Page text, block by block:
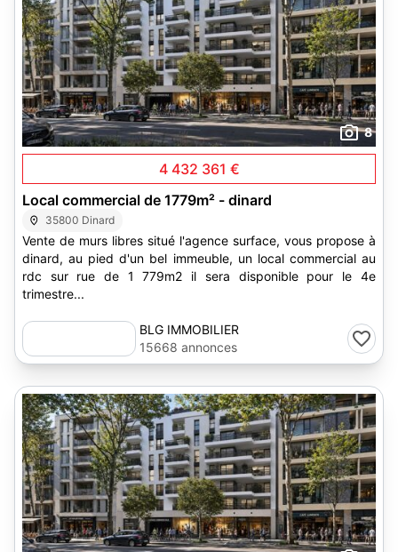
8
4 432 361 €
Local commercial de 1779m² - dinard
35800 Dinard
Vente de murs libres situé l'agence surface, vous propose à
dinard, au pied d'un bel immeuble, un local commercial au
rdc sur rue de 1 779m2 il sera disponible pour le 4e
trimestre...
BLG IMMOBILIER
15668 annonces